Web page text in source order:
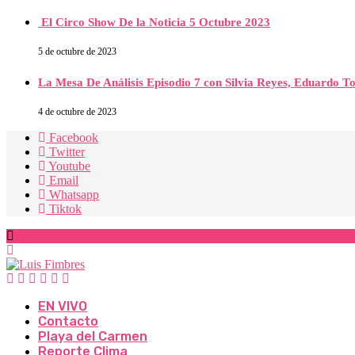
El Circo Show De la Noticia 5 Octubre 2023
5 de octubre de 2023
La Mesa De Análisis Episodio 7 con Silvia Reyes, Eduardo
4 de octubre de 2023
Facebook
Twitter
Youtube
Email
Whatsapp
Tiktok
EN VIVO
Contacto
Playa del Carmen
Reporte Clima